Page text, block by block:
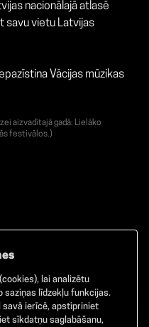
nacionālajā atlasē
savu vietu Latvijas
Vācijas mūzikas
aizvadītajā gadā: Lielāko
festivālos.)
Instagram
lai analizētu
saziņas līdzekļu funkcijas.
ierīcē, apstipriniet
sīkdatņu saglabāšanu,